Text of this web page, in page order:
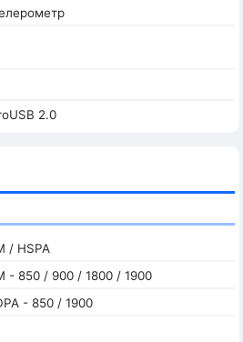
2.0
/ HSPA
- 850 / 900 / 1800 / 1900
- 850 / 1900